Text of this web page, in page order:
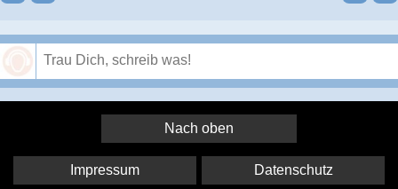
Nach oben
Impressum Datenschutz